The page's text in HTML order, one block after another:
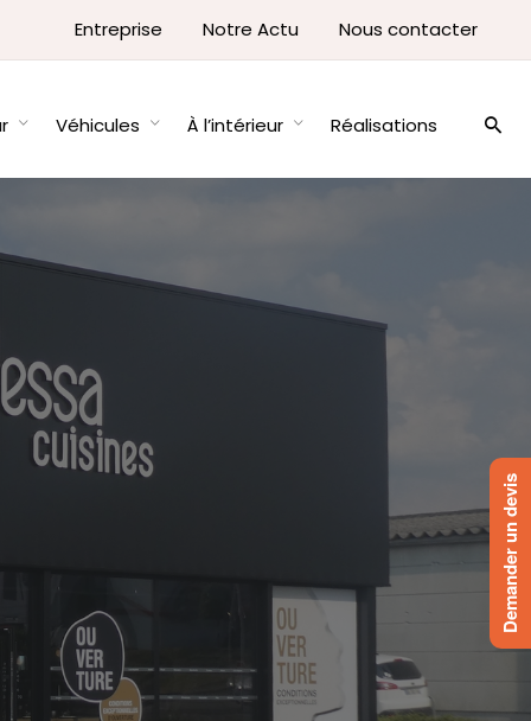
Entreprise Notre Actu Nous contacter
Véhicules À l’intérieur Réalisations
Demander un devis